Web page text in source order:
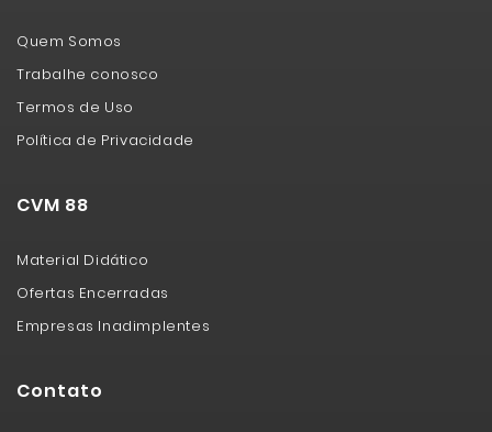
Quem Somos
Trabalhe conosco
Termos de Uso
Política de Privacidade
CVM 88
Material Didático
Ofertas Encerradas
Empresas Inadimplentes
Contato